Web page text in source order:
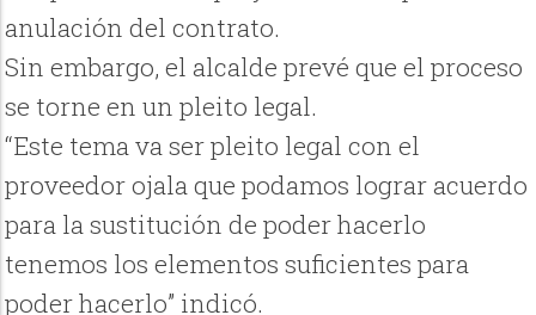
anulación del contrato.
Sin embargo, el alcalde prevé que el proceso
se torne en un pleito legal.
“Este tema va ser pleito legal con el
proveedor ojala que podamos lograr acuerdo
para la sustitución de poder hacerlo
tenemos los elementos suficientes para
poder hacerlo” indicó.